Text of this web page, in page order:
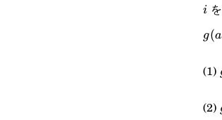
i
i
g(a
(1)
(2)